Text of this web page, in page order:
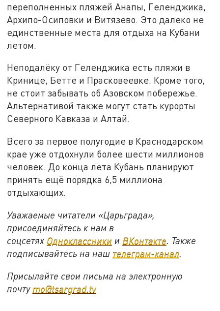
переполненных пляжей Анапы, Геленджика,
Архипо-Осиповки и Витязево. Это далеко не
единственные места для отдыха на Кубани
летом.
Неподалёку от Геленджика есть пляжи в
Кринице, Бетте и Прасковеевке. Кроме того,
не стоит забывать об Азовском побережье.
Альтернативой также могут стать курорты
Северного Кавказа и Алтай.
Всего за первое полугодие в Краснодарском
крае уже отдохнули более шести миллионов
человек. До конца лета Кубань планируют
принять ещё порядка 6,5 миллиона
отдыхающих.
Уважаемые читатели «Царьграда»,
присоединяйтесь к нам в
соцсетях Одноклассники и ВКонтакте. Также
подписывайтесь на наш телеграм-канал.
Присылайте свои письма на электронную
почту mo@tsargrad.tv